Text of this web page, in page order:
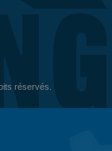
réservés.